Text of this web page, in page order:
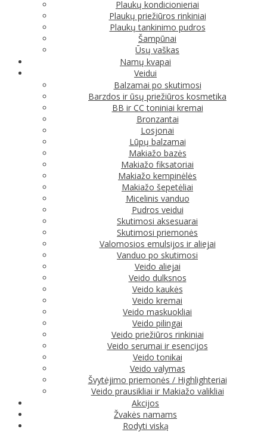
Plaukų kondicionieriai
Plaukų priežiūros rinkiniai
Plaukų tankinimo pudros
Šampūnai
Ūsų vaškas
Namų kvapai
Veidui
Balzamai po skutimosi
Barzdos ir ūsų priežiūros kosmetika
BB ir CC toniniai kremai
Bronzantai
Losjonai
Lūpų balzamai
Makiažo bazės
Makiažo fiksatoriai
Makiažo kempinėlės
Makiažo šepetėliai
Micelinis vanduo
Pudros veidui
Skutimosi aksesuarai
Skutimosi priemonės
Valomosios emulsijos ir aliejai
Vanduo po skutimosi
Veido aliejai
Veido dulksnos
Veido kaukės
Veido kremai
Veido maskuokliai
Veido pilingai
Veido priežiūros rinkiniai
Veido serumai ir esencijos
Veido tonikai
Veido valymas
Švytėjimo priemonės / Highlighteriai
Veido prausikliai ir Makiažo valikliai
Akcijos
Žvakės namams
Rodyti viską